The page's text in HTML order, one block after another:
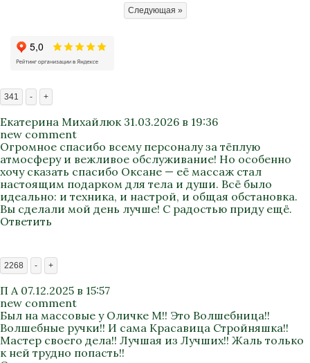
Следующая »
341 - +
Екатерина Михайлюк 31.03.2026 в 19:36
new comment
Огромное спасибо всему персоналу за тёплую
атмосферу и вежливое обслуживание! Но особенно
хочу сказать спасибо Оксане — её массаж стал
настоящим подарком для тела и души. Всё было
идеально: и техника, и настрой, и общая обстановка.
Вы сделали мой день лучше! С радостью приду ещё.
Ответить
2268 - +
П А 07.12.2025 в 15:57
new comment
Был на массовые у Оличке М!! Это Волшебница!!
Волшебные ручки!! И сама Красавица Стройняшка!!
Мастер своего дела!! Лучшая из Лучших!! Жаль только
к ней трудно попасть!!